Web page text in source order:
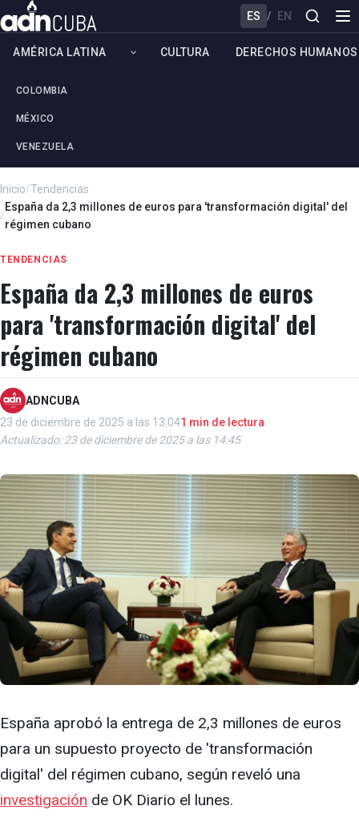
ES / EN
AMÉRICA LATINA
COLOMBIA
MÉXICO
VENEZUELA
CULTURA DERECHOS HUMANOS
Inicio/Tendencias
/
España da 2,3 millones de euros para 'transformación digital' del
régimen cubano
TENDENCIAS
España da 2,3 millones de euros
para 'transformación digital' del
régimen cubano
ADNCUBA
23 de diciembre de 2025 a las 13:041 min de lectura
Actualizado: 23 de diciembre de 2025 a las 14:45
España aprobó la entrega de 2,3 millones de euros
para un supuesto proyecto de 'transformación
digital' del régimen cubano, según reveló una
investigación de OK Diario el lunes.